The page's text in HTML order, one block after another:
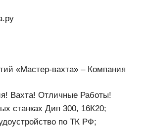
«Мастер-вахта» – Компания
Вахта! Отличные Работы!
станках Дип 300, 16К20;
по ТК РФ;